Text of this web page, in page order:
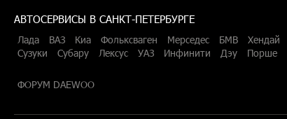
АВТОСЕРВИСЫ В САНКТ-ПЕТЕРБУРГЕ
Лада ВАЗ Киа Фольксваген Мерседес БМВ Хендай
Сузуки
Субару Лексус УАЗ Инфинити Дэу Порше
ФОРУМ DAEWOO